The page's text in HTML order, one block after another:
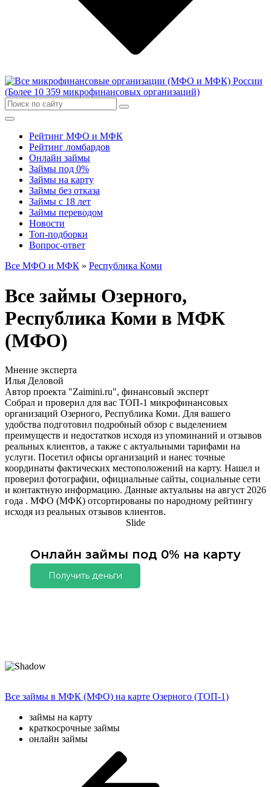
Рейтинг МФО и МФК
Рейтинг ломбардов
Онлайн займы
Займы под 0%
Займы на карту
Займы без отказа
Займы с 18 лет
Займы переводом
Новости
Топ-подборки
Вопрос-ответ
Все МФО и МФК » Республика Коми
Все займы Озерного,
Республика Коми в МФК
(МФО)
Мнение эксперта
Илья Деловой
Автор проекта "Zaimini.ru", финансовый эксперт
Собрал и проверил для вас ТОП-1 микрофинансовых
организаций Озерного, Республика Коми. Для вашего
удобства подготовил подробный обзор с выделением
преимуществ и недостатков исходя из упоминаний и отзывов
реальных клиентов, а также с актуальными тарифами на
услуги. Посетил офисы организаций и нанес точные
координаты фактических местоположений на карту. Нашел и
проверил фотографии, официальные сайты, социальные сети
и контактную информацию. Данные актуальны на август 2026
года . МФО (МФК) отсортированы по народному рейтингу
исходя из реальных отзывов клиентов.
Slide
Онлайн займы под 0% на карту
Получить деньги
Все займы в МФК (МФО) на карте Озерного (ТОП-1)
займы на карту
краткосрочные займы
онлайн займы